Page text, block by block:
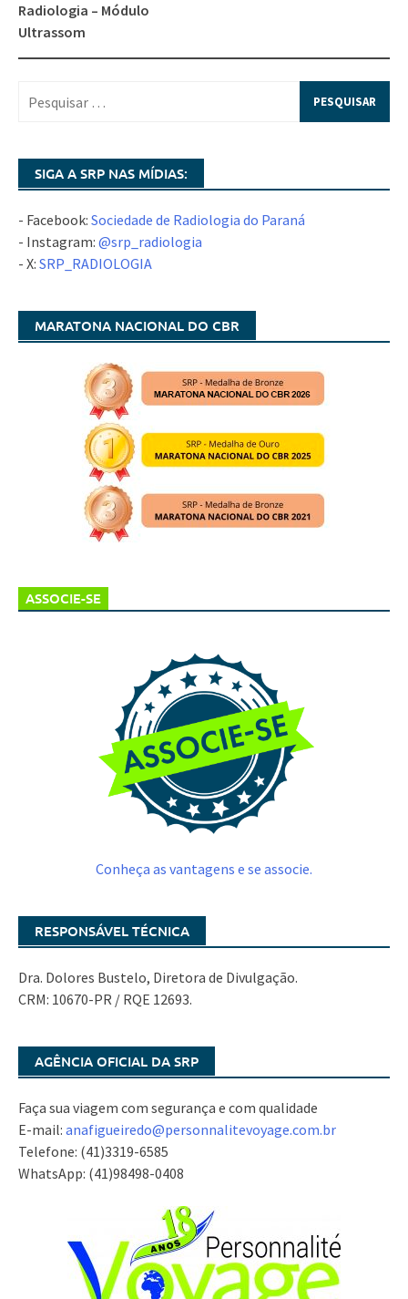
Radiologia – Módulo
Ultrassom
SIGA A SRP NAS MÍDIAS:
- Facebook: Sociedade de Radiologia do Paraná
- Instagram: @srp_radiologia
- X: SRP_RADIOLOGIA
MARATONA NACIONAL DO CBR
ASSOCIE-SE
Conheça as vantagens e se associe.
RESPONSÁVEL TÉCNICA
Dra. Dolores Bustelo, Diretora de Divulgação.
CRM: 10670-PR / RQE 12693.
AGÊNCIA OFICIAL DA SRP
Faça sua viagem com segurança e com qualidade
E-mail: anafigueiredo@personnalitevoyage.com.br
Telefone: (41)3319-6585
WhatsApp: (41)98498-0408